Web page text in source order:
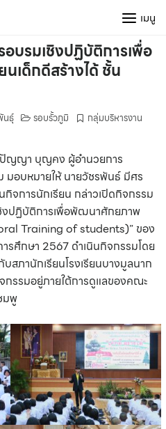
เมนู
บรมเชิงปฏิบัติการเพื่อ
เด็กดีสร้างได้ ชั้น
นธุ์ รอบรั้วภูมิ
กลุ่มบริหารงาน
ญญา บุญคง ผู้อำนวยการ
มอบหมายให้ นายวัชรพันธ์ มีศร
จการนักเรียน กล่าวเปิดกิจกรรม
งปฏิบัติการเพื่อพัฒนาศักยภาพ
Training of students)” ของ
รศึกษา 2567 ดำเนินกิจกรรมโดย
ภานักเรียนโรงเรียนบางมูลนาก
รรมอยู่ภายใต้การดูแลของคณะ
มพู